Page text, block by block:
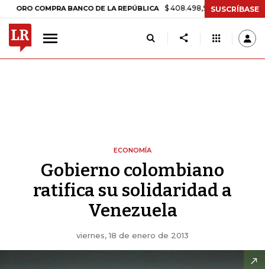
COMPRA BANCO DE LA REPÚBLICA $ 408.498,97 +$ 8.753,81 +2,19%
SUSCRÍBASE
ECONOMÍA
Gobierno colombiano
ratifica su solidaridad a
Venezuela
viernes, 18 de enero de 2013